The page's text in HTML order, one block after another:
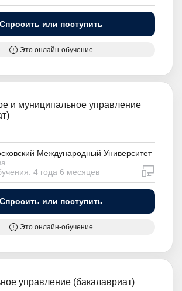
Спросить или поступить
Это онлайн-обучение
и муниципальное управление
Международный Университет
4 года 6 месяцев
Спросить или поступить
Это онлайн-обучение
управление (бакалавриат)